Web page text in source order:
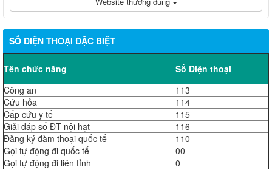
SỐ ĐIỆN THOẠI ĐẶC BIỆT
Tên chức năng
Số Điện thoại
Công an
113
Cứu hỏa
114
Cấp cứu y tế
115
Giải đáp số ĐT nội hạt
116
Đăng ký đàm thoại quốc tế
110
Gọi tự động đi quốc tế
00
Gọi tự động đi liên tỉnh
0